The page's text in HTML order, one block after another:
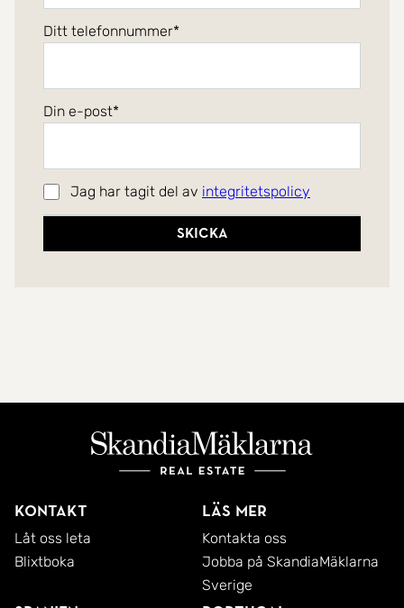
Ditt telefonnummer
Din e-post
Jag har tagit del av integritetspolicy
Skicka
Kontakt
Låt oss leta
Blixtboka
Läs mer
Kontakta oss
Jobba på SkandiaMäklarna
Sverige